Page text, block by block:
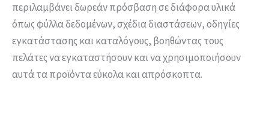
περιλαμβάνει δωρεάν πρόσβαση σε διάφορα υλικά
όπως φύλλα δεδομένων, σχέδια διαστάσεων, οδηγίες
εγκατάστασης και καταλόγους, βοηθώντας τους
πελάτες να εγκαταστήσουν και να χρησιμοποιήσουν
αυτά τα προϊόντα εύκολα και απρόσκοπτα.